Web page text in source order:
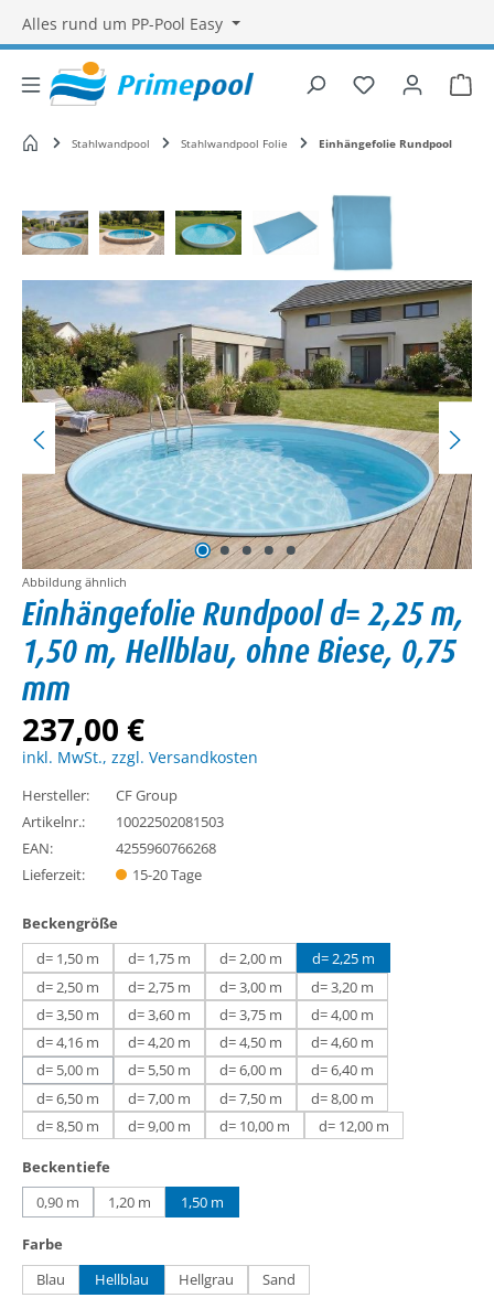
Alles rund um PP-Pool Easy
Du hast 0
StartseiteStahlwandpool Stahlwandpool Folie Einhängefolie Rundpool
Abbildung ähnlich
Einhängefolie Rundpool d= 2,25 m,
1,50 m, Hellblau, ohne Biese, 0,75
mm
237,00 €
inkl. MwSt., zzgl. Versandkosten
Hersteller:
CF Group
Artikelnr.:
10022502081503
EAN:
4255960766268
Lieferzeit:
15-20 Tage
Beckengröße
d= 1,50 m
d= 1,75 m d= 2,00 m
d= 2,25 m
d= 2,50 m
d= 2,75 m d= 3,00 m
d= 3,20 m
d= 3,50 m
d= 3,60 m d= 3,75 m
d= 4,00 m
d= 4,16 m
d= 4,20 m d= 4,50 m
d= 4,60 m
d= 5,00 m(Diese Option ist zurzeit nicht verfügbar.)
d= 5,50 m d= 6,00 m
d= 6,40 m
d= 6,50 m
d= 7,00 m d= 7,50 m
d= 8,00 m
d= 8,50 m
d= 9,00 m d= 10,00 m d= 12,00 m
Beckentiefe
0,90 m(Diese Option ist zurzeit nicht verfügbar.)
1,20 m 1,50 m
Farbe
Blau
Hellblau Hellgrau Sand